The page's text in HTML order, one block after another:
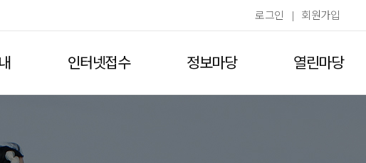
로그인 | 회원가입
인터넷접수 정보마당 열린마당